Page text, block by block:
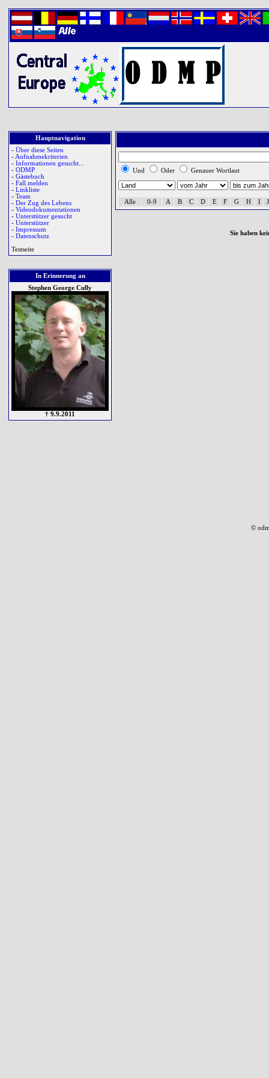
Hauptnavigation
- Über diese Seiten
- Aufnahmekriterien
- Informationen gesucht...
- ODMP
- Gästebuch
- Fall melden
- Linkliste
- Team
- Der Zug des Lebens
- Videodokumentationen
- Unterstützer gesucht
- Unterstützer
- Impressum
- Datenschutz
Testseite
In Erinnerung an
Stephen George Cully
† 9.9.2011
Und Oder Genauer Wortlaut
Alle 0-9 A B C D E F G H I J
Sie haben
©